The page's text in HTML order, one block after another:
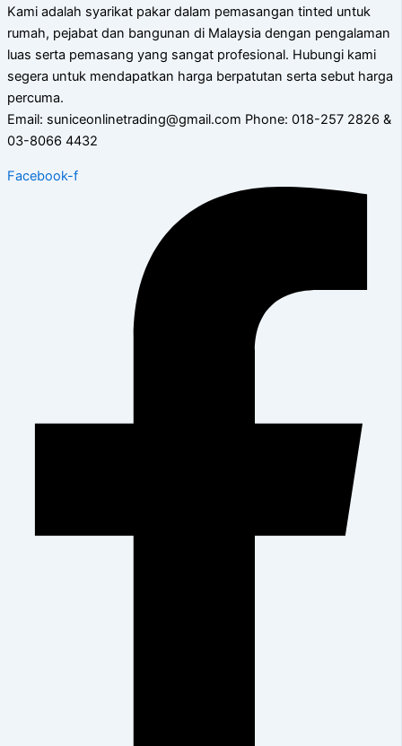
Kami adalah syarikat pakar dalam pemasangan tinted untuk
rumah, pejabat dan bangunan di Malaysia dengan pengalaman
luas serta pemasang yang sangat profesional. Hubungi kami
segera untuk mendapatkan harga berpatutan serta sebut harga
percuma.
Email: suniceonlinetrading@gmail.com Phone: 018-257 2826 &
03-8066 4432
Facebook-f